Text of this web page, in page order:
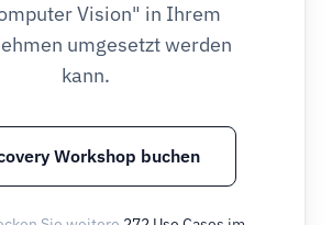
Vision" in Ihrem
umgesetzt werden
kann.
Workshop buchen